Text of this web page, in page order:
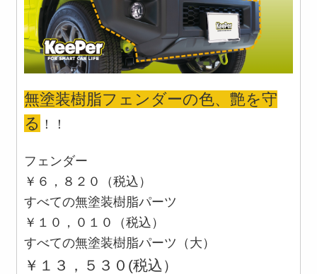
無塗装樹脂フェンダーの色、艶を守
る ！！
フェンダー
￥６，８２０（税込）
すべての無塗装樹脂パーツ
￥１０，０１０（税込）
すべての無塗装樹脂パーツ（大）
￥１３，５３０(税込）